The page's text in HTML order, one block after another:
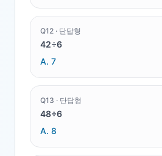
Q12 · 단답형
42÷6
A. 7
Q13 · 단답형
48÷6
A. 8